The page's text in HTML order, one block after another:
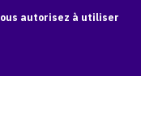
autorisez à utiliser